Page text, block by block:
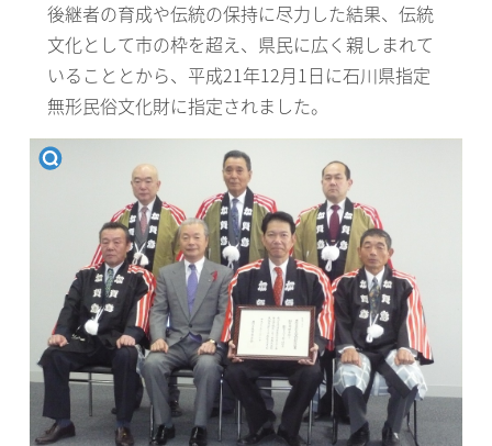
後継者の育成や伝統の保持に尽力した結果、伝統
文化として市の枠を超え、県民に広く親しまれて
いることとから、平成21年12月1日に石川県指定
無形民俗文化財に指定されました。